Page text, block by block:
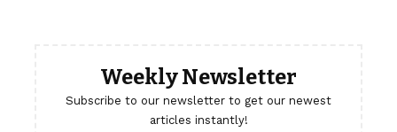
Weekly Newsletter
Subscribe to our newsletter to get our newest
articles instantly!